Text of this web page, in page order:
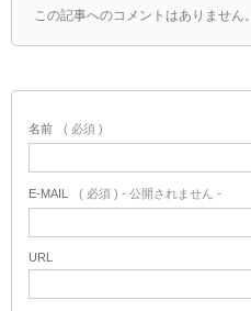
この記事へのコメントはありません。
名前 ( 必須 )
E-MAIL ( 必須 ) - 公開されません -
URL